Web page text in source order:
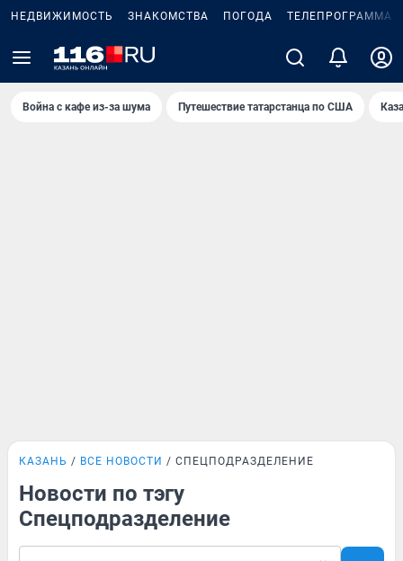
НЕДВИЖИМОСТЬ ЗНАКОМСТВА ПОГОДА ТЕЛЕПРОГРАММА
Война с кафе из-за шума Путешествие татарстанца по США
КАЗАНЬ ВСЕ НОВОСТИ СПЕЦПОДРАЗДЕЛЕНИЕ
Новости по тэгу
Спецподразделение